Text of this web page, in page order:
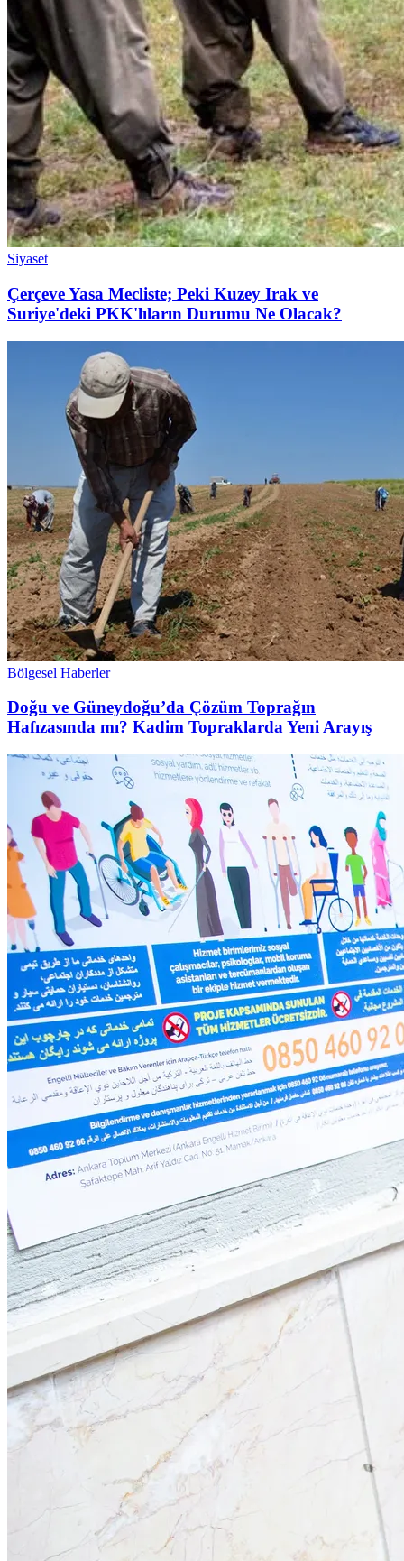
Siyaset
Çerçeve Yasa Mecliste; Peki Kuzey Irak ve
Suriye'deki PKK'lıların Durumu Ne Olacak?
Bölgesel Haberler
Doğu ve Güneydoğu’da Çözüm Toprağın
Hafızasında mı? Kadim Topraklarda Yeni Arayış